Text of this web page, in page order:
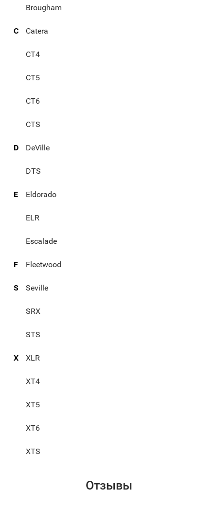
Brougham
C Catera
CT4
CT5
CT6
CTS
D DeVille
DTS
E Eldorado
ELR
Escalade
F Fleetwood
S Seville
SRX
STS
X XLR
XT4
XT5
XT6
XTS
Отзывы